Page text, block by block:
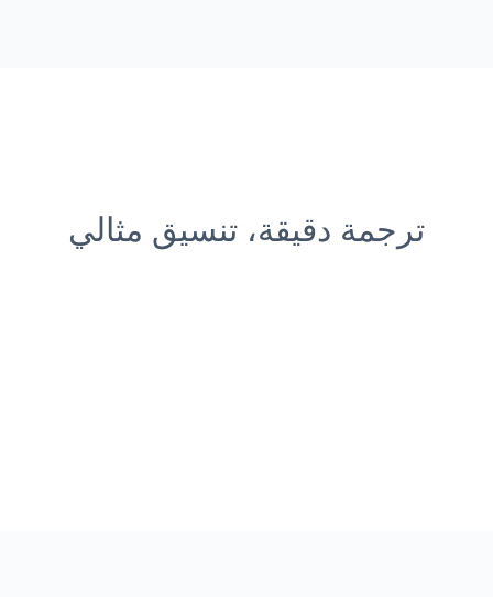
ترجمة دقيقة، تنسيق مثالي